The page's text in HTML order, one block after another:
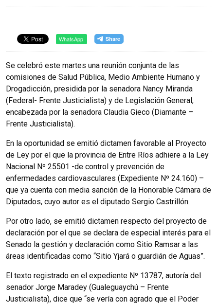
WhatsApp
Se celebró este martes una reunión conjunta de las
comisiones de Salud Pública, Medio Ambiente Humano y
Drogadicción, presidida por la senadora Nancy Miranda
(Federal- Frente Justicialista) y de Legislación General,
encabezada por la senadora Claudia Gieco (Diamante –
Frente Justicialista).
En la oportunidad se emitió dictamen favorable al Proyecto
de Ley por el que la provincia de Entre Ríos adhiere a la Ley
Nacional Nº 25501 -de control y prevención de
enfermedades cardiovasculares (Expediente Nº 24.160) –
que ya cuenta con media sanción de la Honorable Cámara de
Diputados, cuyo autor es el diputado Sergio Castrillón.
Por otro lado, se emitió dictamen respecto del proyecto de
declaración por el que se declara de especial interés para el
Senado la gestión y declaración como Sitio Ramsar a las
áreas identificadas como “Sitio Yjará o guardián de Aguas”.
El texto registrado en el expediente Nº 13787, autoría del
senador Jorge Maradey (Gualeguaychú – Frente
Justicialista), dice que “se vería con agrado que el Poder